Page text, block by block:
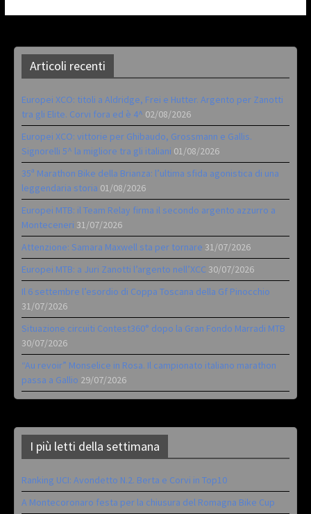
Articoli recenti
Europei XCO: titoli a Aldridge, Frei e Hutter. Argento per Zanotti
tra gli Elite. Corvi fora ed è 4^ 02/08/2026
Europei XCO: vittorie per Ghibaudo, Grossmann e Gallis.
Signorelli 5^ la migliore tra gli italiani 01/08/2026
35ª Marathon Bike della Brianza: l’ultima sfida agonistica di una
leggendaria storia 01/08/2026
Europei MTB: il Team Relay firma il secondo argento azzurro a
Monteceneri 31/07/2026
Attenzione: Samara Maxwell sta per tornare 31/07/2026
Europei MTB: a Juri Zanotti l’argento nell’XCC 30/07/2026
Il 6 settembre l’esordio di Coppa Toscana della Gf Pinocchio
31/07/2026
Situazione circuiti Contest360° dopo la Gran Fondo Marradi MTB
30/07/2026
“Au revoir” Monselice in Rosa. Il campionato italiano marathon
passa a Gallio 29/07/2026
I più letti della settimana
Ranking UCI: Avondetto N.2. Berta e Corvi in Top10
A Montecoronaro festa per la chiusura del Romagna Bike Cup